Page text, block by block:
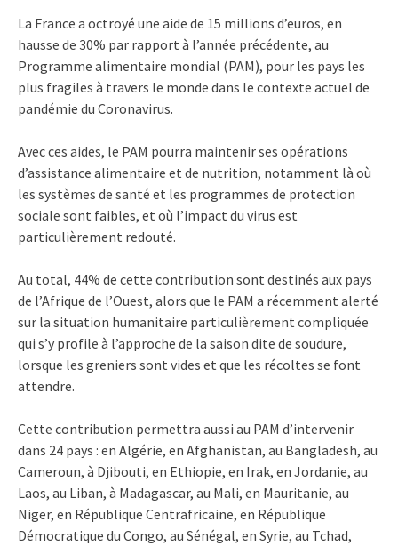
La France a octroyé une aide de 15 millions d’euros, en
hausse de 30% par rapport à l’année précédente, au
Programme alimentaire mondial (PAM), pour les pays les
plus fragiles à travers le monde dans le contexte actuel de
pandémie du Coronavirus.
Avec ces aides, le PAM pourra maintenir ses opérations
d’assistance alimentaire et de nutrition, notamment là où
les systèmes de santé et les programmes de protection
sociale sont faibles, et où l’impact du virus est
particulièrement redouté.
Au total, 44% de cette contribution sont destinés aux pays
de l’Afrique de l’Ouest, alors que le PAM a récemment alerté
sur la situation humanitaire particulièrement compliquée
qui s’y profile à l’approche de la saison dite de soudure,
lorsque les greniers sont vides et que les récoltes se font
attendre.
Cette contribution permettra aussi au PAM d’intervenir
dans 24 pays : en Algérie, en Afghanistan, au Bangladesh, au
Cameroun, à Djibouti, en Ethiopie, en Irak, en Jordanie, au
Laos, au Liban, à Madagascar, au Mali, en Mauritanie, au
Niger, en République Centrafricaine, en République
Démocratique du Congo, au Sénégal, en Syrie, au Tchad,